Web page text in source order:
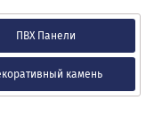
ПВХ Панели
камень